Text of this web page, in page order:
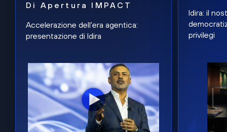
Di Apertura IMPACT
Accelerazione dell'era agentica:
presentazione di Idira
Idira: il
privilegi